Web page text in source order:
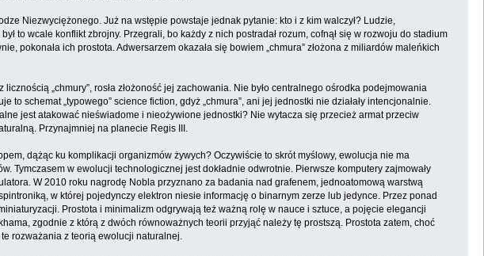
Niezwyciężonego. Już na wstępie powstaje jednak pytanie: kto i z kim walczył? Ludzie,
to wcale konflikt zbrojny. Przegrali, bo każdy z nich postradał rozum, cofnął się w rozwoju do stadium
pokonała ich prostota. Adwersarzem okazała się bowiem „chmura” złożona z miliardów maleńkich
„chmury”, rosła złożoność jej zachowania. Nie było centralnego ośrodka podejmowania
to schemat „typowego” science fiction, gdyż „chmura”, ani jej jednostki nie działały intencjonalnie.
jest atakować nieświadome i nieożywione jednostki? Nie wytacza się przecież armat przeciw
Przynajmniej na planecie Regis III.
dążąc ku komplikacji organizmów żywych? Oczywiście to skrót myślowy, ewolucja nie ma
Tymczasem w ewolucji technologicznej jest dokładnie odwrotnie. Pierwsze komputery zajmowały
W 2010 roku nagrodę Nobla przyznano za badania nad grafenem, jednoatomową warstwą
w której pojedynczy elektron niesie informację o binarnym zerze lub jedynce. Przez ponad
Prostota i minimalizm odgrywają też ważną rolę w nauce i sztuce, a pojęcie elegancji
zgodnie z którą z dwóch równoważnych teorii przyjąć należy tę prostszą. Prostota zatem, choć
rozważania z teorią ewolucji naturalnej.